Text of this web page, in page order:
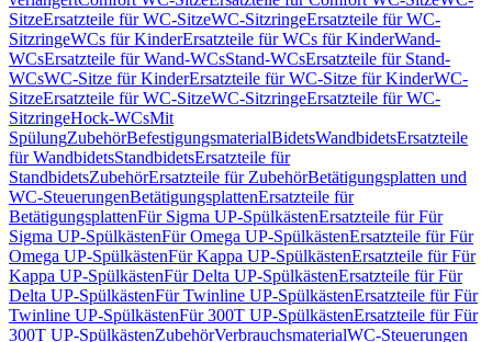
SitzeErsatzteile für WC-SitzeWC-SitzringeErsatzteile für WC-
SitzringeWCs für KinderErsatzteile für WCs für KinderWand-
WCsErsatzteile für Wand-WCsStand-WCsErsatzteile für Stand-
WCsWC-Sitze für KinderErsatzteile für WC-Sitze für KinderWC-
SitzeErsatzteile für WC-SitzeWC-SitzringeErsatzteile für WC-
SitzringeHock-WCsMit
SpülungZubehörBefestigungsmaterialBidetsWandbidetsErsatzteile
für WandbidetsStandbidetsErsatzteile für
StandbidetsZubehörErsatzteile für ZubehörBetätigungsplatten und
WC-SteuerungenBetätigungsplattenErsatzteile für
BetätigungsplattenFür Sigma UP-SpülkästenErsatzteile für Für
Sigma UP-SpülkästenFür Omega UP-SpülkästenErsatzteile für Für
Omega UP-SpülkästenFür Kappa UP-SpülkästenErsatzteile für Für
Kappa UP-SpülkästenFür Delta UP-SpülkästenErsatzteile für Für
Delta UP-SpülkästenFür Twinline UP-SpülkästenErsatzteile für Für
Twinline UP-SpülkästenFür 300T UP-SpülkästenErsatzteile für Für
300T UP-SpülkästenZubehörVerbrauchsmaterialWC-Steuerungen